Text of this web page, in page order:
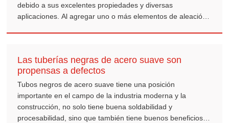
debido a sus excelentes propiedades y diversas
aplicaciones. Al agregar uno o más elementos de aleación
usa ampliamente en muchas industrias.
Las tuberías negras de acero suave son
propensas a defectos
Tubos negros de acero suave tiene una posición
importante en el campo de la industria moderna y la
construcción, no solo tiene buena soldabilidad y
procesabilidad, sino que también tiene buenos beneficios